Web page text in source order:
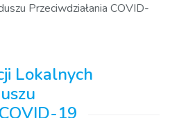
Przeciwdziałania COVID-
Lokalnych
19